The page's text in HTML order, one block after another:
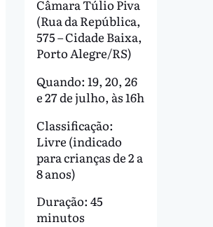
Câmara Túlio Piva
(Rua da República,
575 – Cidade Baixa,
Porto Alegre/RS)
Quando: 19, 20, 26
e 27 de julho, às 16h
Classificação:
Livre (indicado
para crianças de 2 a
8 anos)
Duração: 45
minutos